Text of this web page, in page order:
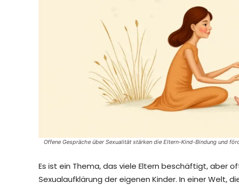
Offene Gespräche über Sexualität stärken die Eltern-Kind-Bindung und
Es ist ein Thema, das viele Eltern beschäftigt, aber
Sexualaufklärung der eigenen Kinder. In einer Welt,